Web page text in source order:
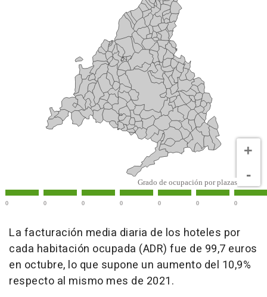
La facturación media diaria de los hoteles por
cada habitación ocupada (ADR) fue de 99,7 euros
en octubre, lo que supone un aumento del 10,9%
respecto al mismo mes de 2021.